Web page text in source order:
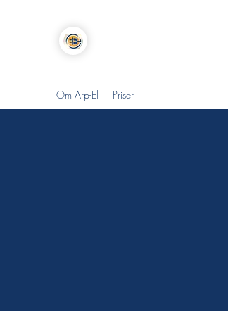
Om Arp-El Priser